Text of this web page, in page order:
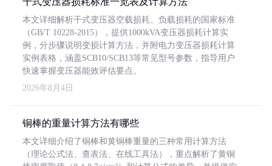
本文详细解析干式变压器空载损耗、负载损耗的国家标准
（GB/T 10228-2015），提供1000kVA变压器损耗计算实
例，分步骤说明变损计算方法，并附电力变压器损耗计算
实例表格，涵盖SCB10/SCB13等常见型号参数，指导用户
快速掌握变压器能效评估要点。
2026年8月4日
铜棒的重量计算方法有哪些
本文详细介绍了铜棒和黄铜棒重量的三种常用计算方法
（理论公式法、查表法、在线工具法），重点解析了黄铜